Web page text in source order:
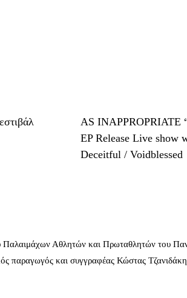
AS INAPPROPRIATE
EP Release Live show
Deceitful / Voidblessed
Παλαιμάχων Αθλητών και Πρωταθλητών του
και συγγραφέας Κώστας